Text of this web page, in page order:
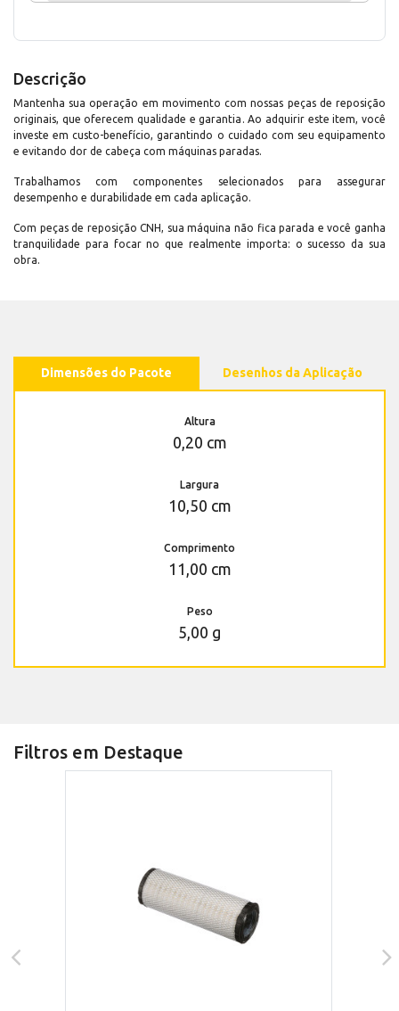
Descrição
Mantenha sua operação em movimento com nossas peças de reposição
originais, que oferecem qualidade e garantia. Ao adquirir este item, você
investe em custo-benefício, garantindo o cuidado com seu equipamento
e evitando dor de cabeça com máquinas paradas.
Trabalhamos com componentes selecionados para assegurar
desempenho e durabilidade em cada aplicação.
Com peças de reposição CNH, sua máquina não fica parada e você ganha
tranquilidade para focar no que realmente importa: o sucesso da sua
obra.
Dimensões do Pacote Desenhos da Aplicação
Altura
0,20 cm
Largura
10,50 cm
Comprimento
11,00 cm
Peso
5,00 g
Filtros em Destaque